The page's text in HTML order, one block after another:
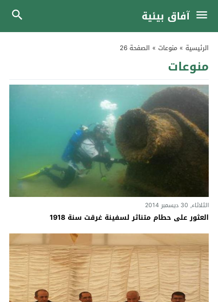
آفاق بيئية
الرئيسية » منوعات » الصفحة 26
منوعات
الثلاثاء, 30 ديسمبر 2014
العثور على حطام متناثر لسفينة غرقت سنة 1918